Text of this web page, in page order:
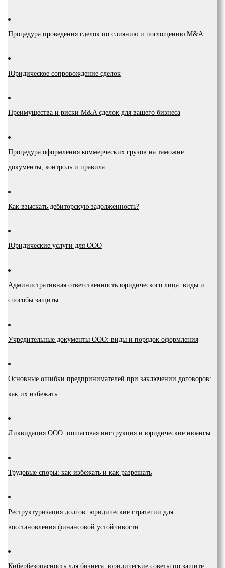
Процедура проведения сделок по слиянию и поглощению M&A
Юридическое сопровождение сделок
Преимущества и риски М&A сделок для вашего бизнеса
Процедура оформления коммерческих грузов на таможне:
документы, контроль и правила
Как взыскать дебиторскую задолженность?
Юридические услуги для ООО
Административная ответственность юридического лица: виды и
способы защиты
Учредительные документы ООО: виды и порядок оформления
Основные ошибки предпринимателей при заключении договоров:
как их избежать
Ликвидация ООО: пошаговая инструкция и юридические нюансы
Трудовые споры: как избежать и как разрешать
Реструктуризация долгов: юридические стратегии для
восстановления финансовой устойчивости
Кибербезопасность для бизнеса: юридические советы по защите